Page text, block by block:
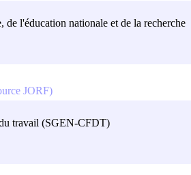
l'éducation nationale et de la recherche
travail (SGEN-CFDT)
JORF)